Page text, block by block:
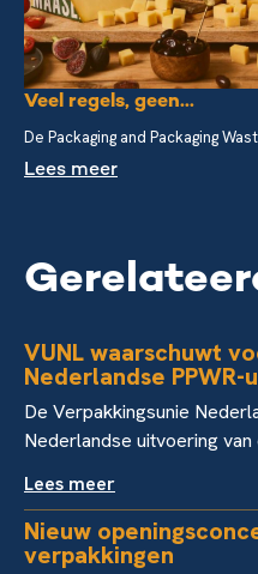
Veel regels, geen...
De Packaging and Packaging
Lees meer
VUNL waarschuwt
Nederlandse
De Verpakkingsunie
Nederlandse uitvoering van
Lees meer
Nieuw
verpakkingen